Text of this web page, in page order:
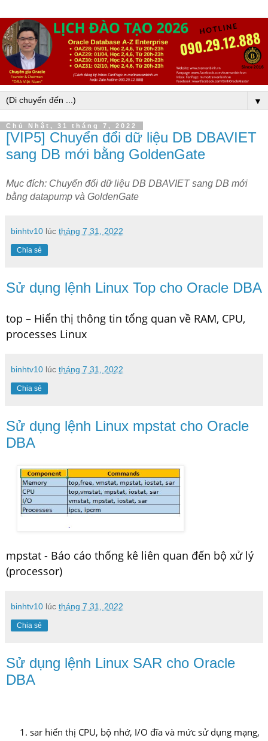
▼
Chủ Nhật, 31 tháng 7, 2022
[VIP5] Chuyển đổi dữ liệu DB DBAVIET
sang DB mới bằng GoldenGate
Mục đích: Chuyển đổi dữ liệu DB DBAVIET sang DB mới
bằng datapump và GoldenGate
binhtv10 lúc tháng 7 31, 2022
Chia sẻ
Sử dụng lệnh Linux Top cho Oracle DBA
top – Hiển thị thông tin tổng quan về RAM, CPU,
processes Linux
binhtv10 lúc tháng 7 31, 2022
Chia sẻ
Sử dụng lệnh Linux mpstat cho Oracle
DBA
mpstat - Báo cáo thống kê liên quan đến bộ xử lý
(processor)
binhtv10 lúc tháng 7 31, 2022
Chia sẻ
Sử dụng lệnh Linux SAR cho Oracle
DBA
sar hiển thị CPU, bộ nhớ, I/O đĩa và mức sử dụng mạng,